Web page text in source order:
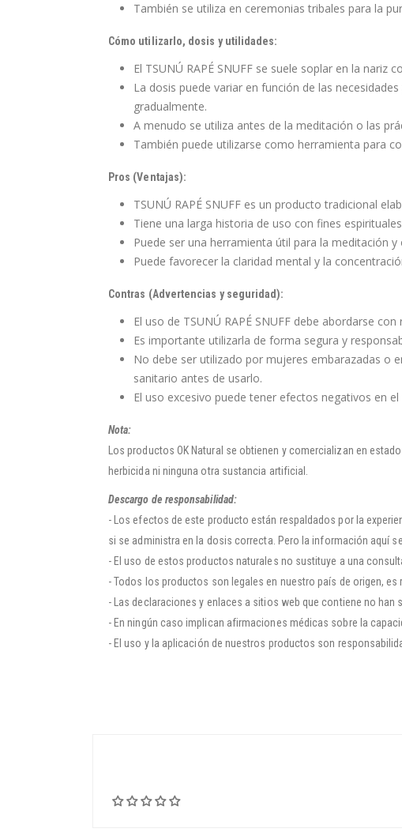
También se utiliza en ceremonias tribales para la
Cómo utilizarlo, dosis y utilidades:
El TSUNÚ RAPÉ SNUFF se suele soplar en la
La dosis puede variar en función de las
gradualmente.
A menudo se utiliza antes de la meditación o las
También puede utilizarse como herramienta para
Pros (Ventajas):
TSUNÚ RAPÉ SNUFF es un producto tradicional
Tiene una larga historia de uso con fines
Puede ser una herramienta útil para la meditación
Puede favorecer la claridad mental y la
Contras (Advertencias y seguridad):
El uso de TSUNÚ RAPÉ SNUFF debe abordarse
Es importante utilizarla de forma segura y
No debe ser utilizado por mujeres embarazadas o
sanitario antes de usarlo.
El uso excesivo puede tener efectos negativos en
Nota:
Los productos OK Natural se obtienen y comercializan en
herbicida ni ninguna otra sustancia artificial.
Descargo de responsabilidad:
- Los efectos de este producto están respaldados por la
si se administra en la dosis correcta. Pero la información aquí
- El uso de estos productos naturales no sustituye a una
- Todos los productos son legales en nuestro país de origen,
- Las declaraciones y enlaces a sitios web que contiene no
- En ningún caso implican afirmaciones médicas sobre la
- El uso y la aplicación de nuestros productos son